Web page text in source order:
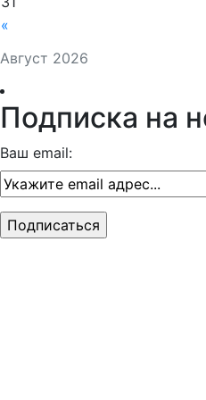
Август 2026
«
Подписка на
Ваш email: